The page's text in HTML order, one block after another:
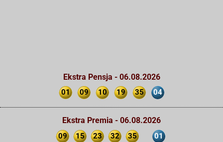
Ekstra Pensja - 06.08.2026
01 09 10 19 35 04
Ekstra Premia - 06.08.2026
09 15 23 32 35 01